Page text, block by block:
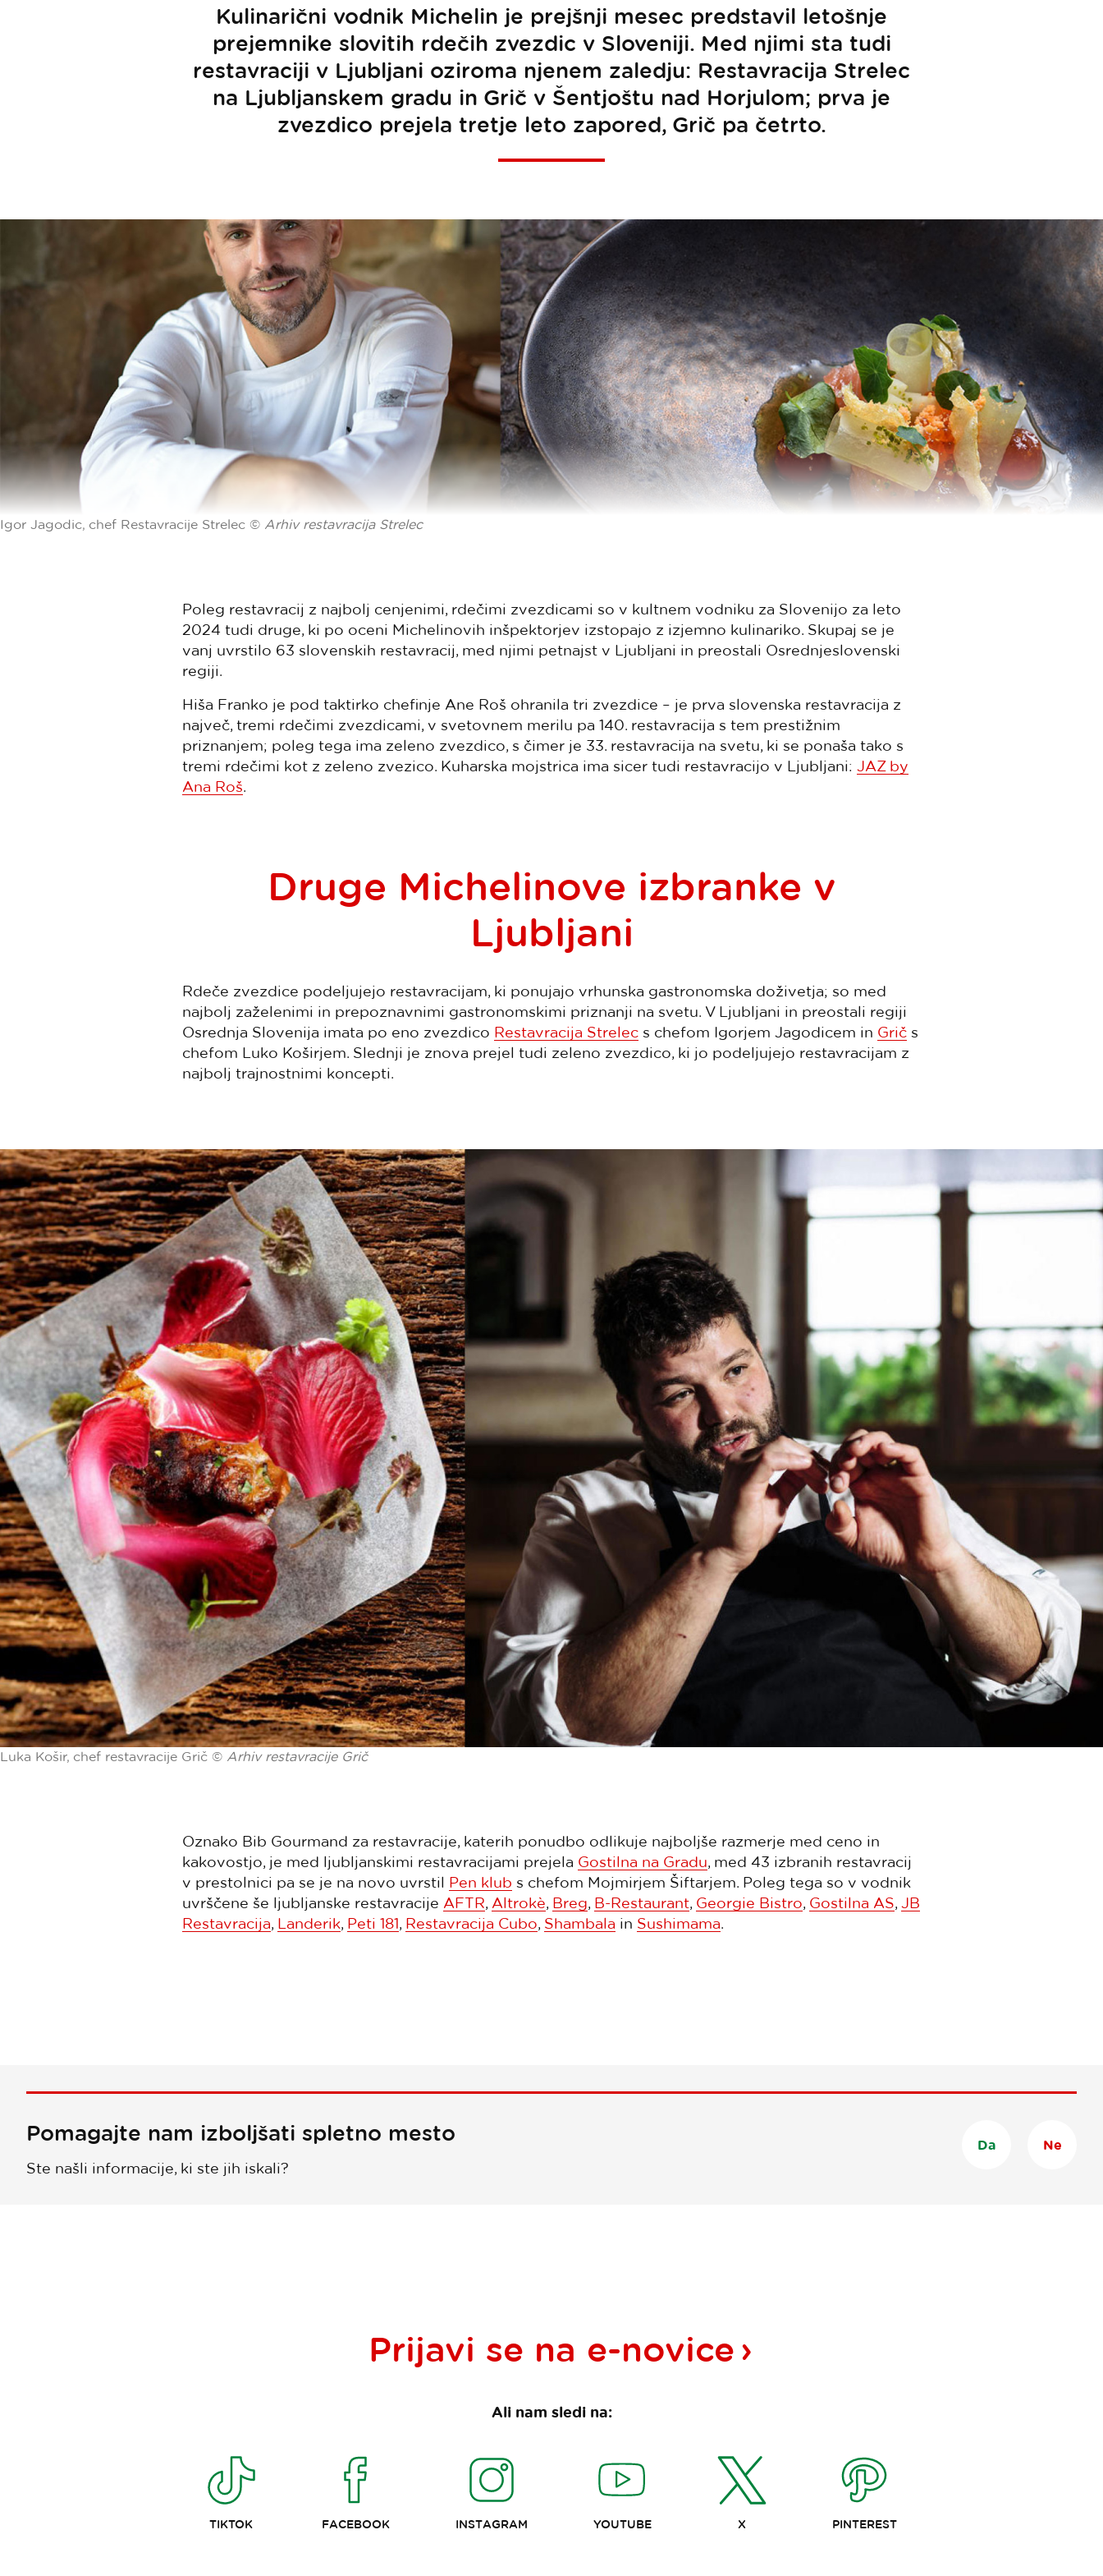
Kulinarični vodnik Michelin je prejšnji mesec predstavil letošnje
prejemnike slovitih rdečih zvezdic v Sloveniji. Med njimi sta tudi
restavraciji v Ljubljani oziroma njenem zaledju: Restavracija Strelec
na Ljubljanskem gradu in Grič v Šentjoštu nad Horjulom; prva je
zvezdico prejela tretje leto zapored, Grič pa četrto.
Igor Jagodic, chef Restavracije Strelec © Arhiv restavracija Strelec
Poleg restavracij z najbolj cenjenimi, rdečimi zvezdicami so v kultnem vodniku za Slovenijo za leto
2024 tudi druge, ki po oceni Michelinovih inšpektorjev izstopajo z izjemno kulinariko. Skupaj se je
vanj uvrstilo 63 slovenskih restavracij, med njimi petnajst v Ljubljani in preostali Osrednjeslovenski
regiji.
Hiša Franko je pod taktirko chefinje Ane Roš ohranila tri zvezdice – je prva slovenska restavracija z
največ, tremi rdečimi zvezdicami, v svetovnem merilu pa 140. restavracija s tem prestižnim
priznanjem; poleg tega ima zeleno zvezdico, s čimer je 33. restavracija na svetu, ki se ponaša tako s
tremi rdečimi kot z zeleno zvezico. Kuharska mojstrica ima sicer tudi restavracijo v Ljubljani: JAZ by
Ana Roš.
Druge Michelinove izbranke v
Ljubljani
Rdeče zvezdice podeljujejo restavracijam, ki ponujajo vrhunska gastronomska doživetja; so med
najbolj zaželenimi in prepoznavnimi gastronomskimi priznanji na svetu. V Ljubljani in preostali regiji
Osrednja Slovenija imata po eno zvezdico Restavracija Strelec s chefom Igorjem Jagodicem in Grič s
chefom Luko Koširjem. Slednji je znova prejel tudi zeleno zvezdico, ki jo podeljujejo restavracijam z
najbolj trajnostnimi koncepti.
Luka Košir, chef restavracije Grič © Arhiv restavracije Grič
Oznako Bib Gourmand za restavracije, katerih ponudbo odlikuje najboljše razmerje med ceno in
kakovostjo, je med ljubljanskimi restavracijami prejela Gostilna na Gradu, med 43 izbranih restavracij
v prestolnici pa se je na novo uvrstil Pen klub s chefom Mojmirjem Šiftarjem. Poleg tega so v vodnik
uvrščene še ljubljanske restavracije AFTR, Altrokè, Breg, B-Restaurant, Georgie Bistro, Gostilna AS, JB
Restavracija, Landerik, Peti 181, Restavracija Cubo, Shambala in Sushimama.
Pomagajte nam izboljšati spletno mesto
Ste našli informacije, ki ste jih iskali?
Da Ne
Prijavi se na e-novice
Ali nam sledi na:
TIKTOK FACEBOOK INSTAGRAM YOUTUBE X PINTEREST